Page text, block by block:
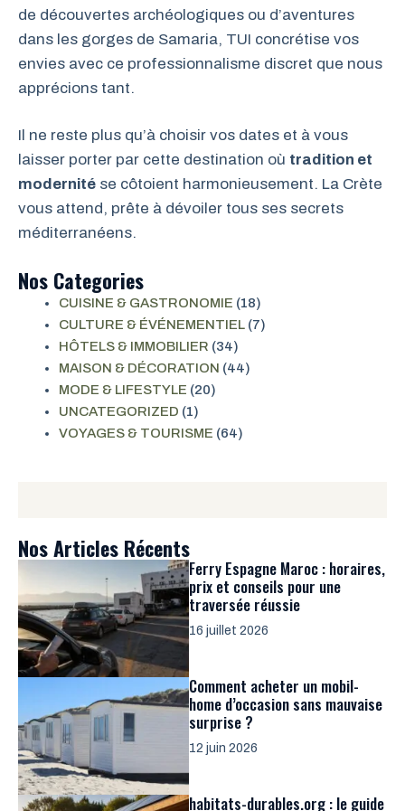
de découvertes archéologiques ou d’aventures
dans les gorges de Samaria, TUI concrétise vos
envies avec ce professionnalisme discret que nous
apprécions tant.
Il ne reste plus qu’à choisir vos dates et à vous
laisser porter par cette destination où tradition et
modernité se côtoient harmonieusement. La Crète
vous attend, prête à dévoiler tous ses secrets
méditerranéens.
Nos Categories
CUISINE & GASTRONOMIE (18)
CULTURE & ÉVÉNEMENTIEL (7)
HÔTELS & IMMOBILIER (34)
MAISON & DÉCORATION (44)
MODE & LIFESTYLE (20)
UNCATEGORIZED (1)
VOYAGES & TOURISME (64)
Nos Articles Récents
Ferry Espagne Maroc : horaires,
prix et conseils pour une
traversée réussie
16 juillet 2026
Comment acheter un mobil-
home d’occasion sans mauvaise
surprise ?
12 juin 2026
habitats-durables.org : le guide